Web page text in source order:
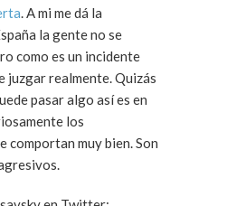
. A mi me dá la
la gente no se
como es un incidente
realmente. Quizás
pasar algo así es en
los
muy bien. Son